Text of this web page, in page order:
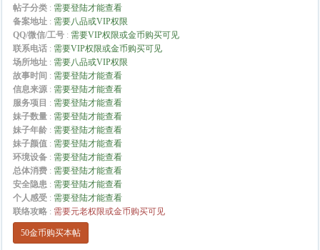
帖子分类 : 需要登陆才能查看
备案地址 : 需要八品或VIP权限
QQ/微信/工号 : 需要VIP权限或金币购买可见
联系电话 : 需要VIP权限或金币购买可见
场所地址 : 需要八品或VIP权限
故事时间 : 需要登陆才能查看
信息来源 : 需要登陆才能查看
服务项目 : 需要登陆才能查看
妹子数量 : 需要登陆才能查看
妹子年龄 : 需要登陆才能查看
妹子颜值 : 需要登陆才能查看
环境设备 : 需要登陆才能查看
总体消费 : 需要登陆才能查看
安全隐患 : 需要登陆才能查看
个人感受 : 需要登陆才能查看
联络攻略 : 需要元老权限或金币购买可见
50金币购买本帖